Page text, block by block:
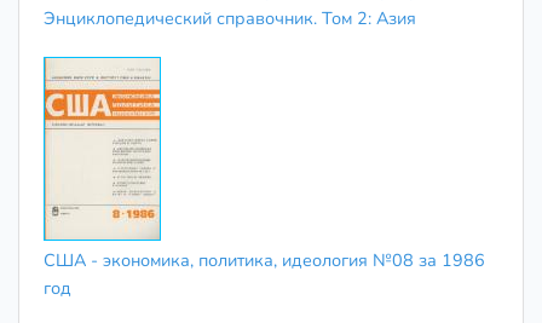
Энциклопедический справочник. Том 2: Азия
США - экономика, политика, идеология №08 за 1986
год